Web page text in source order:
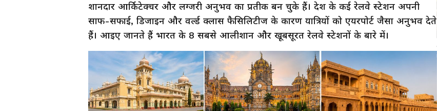
शानदार आर्किटेक्चर और लग्जरी अनुभव का प्रतीक बन चुके हैं। देश के कई रेलवे स्टेशन अपनी
साफ-सफाई, डिजाइन और वर्ल्ड क्लास फैसिलिटीज के कारण यात्रियों को एयरपोर्ट जैसा अनुभव देते
हैं। आइए जानते हैं भारत के 8 सबसे आलीशान और खूबसूरत रेलवे स्टेशनों के बारे में।